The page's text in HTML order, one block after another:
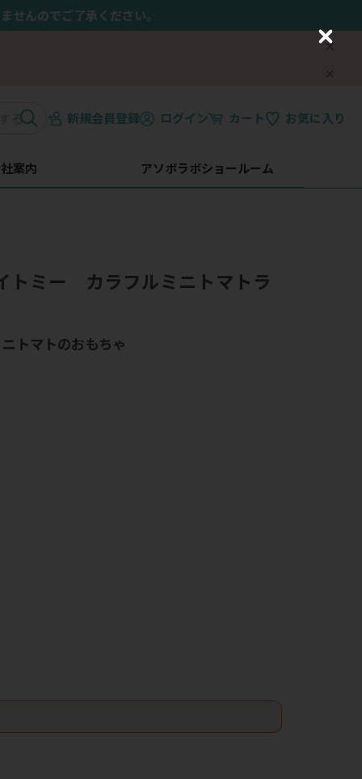
せんのでご了承ください。
新規会員登録 ログイン カート お気に入り
案内 アソボラボショールーム
トミー カラフルミニトマトラ
トマトのおもちゃ
C
o